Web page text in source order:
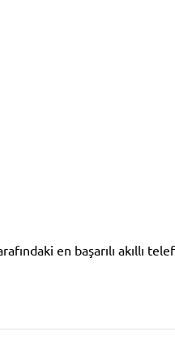
en başarılı akıllı